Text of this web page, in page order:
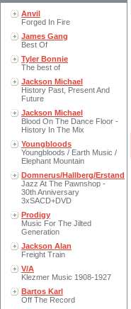
Anvil
Forged In Fire
James Gang
Best Of
Tyler Bonnie
The best of
Jackson Michael
History Past, Present And
Future
Jackson Michael
Blood On The Dance Floor -
History In The Mix
Youngbloods
Youngbloods / Earth Music /
Elephant Mountain
Domnerus/Hallberg/Erstand
Jazz At The Pawnshop -
30th Anniversary
3xSACD+DVD
Prodigy
Music For The Jilted
Generation
Jackson Alan
Freight Train
V/A
Klezmer Music 1908-1927
Bartos Karl
Off The Record